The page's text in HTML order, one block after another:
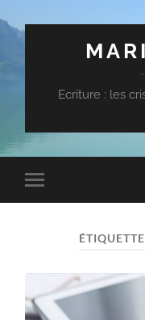
Ecriture : les
Toggle
mobile